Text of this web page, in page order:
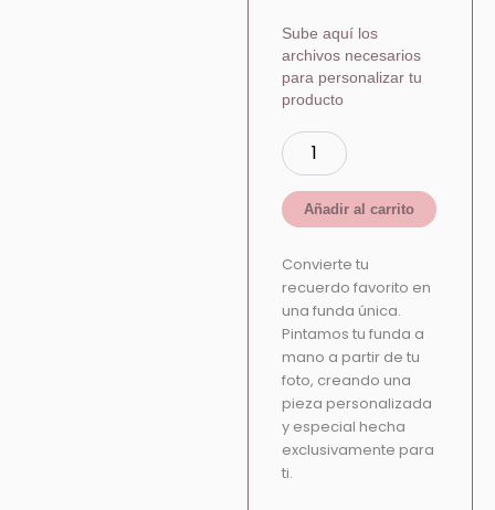
Sube aquí los
archivos necesarios
para personalizar tu
producto
Añadir al carrito
Convierte tu
recuerdo favorito en
una funda única.
Pintamos tu funda a
mano a partir de tu
foto, creando una
pieza personalizada
y especial hecha
exclusivamente para
ti.